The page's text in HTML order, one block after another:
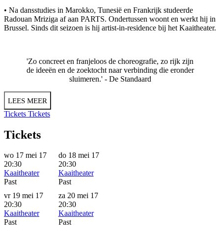
• Na dansstudies in Marokko, Tunesië en Frankrijk studeerde
Radouan Mriziga af aan PARTS. Ondertussen woont en werkt hij in
Brussel. Sinds dit seizoen is hij artist-in-residence bij het Kaaitheater.
'Zo concreet en franjeloos de choreografie, zo rijk zijn
de ideeën en de zoektocht naar verbinding die eronder
sluimeren.' - De Standaard
LEES MEER
Tickets Tickets
Tickets
wo 17 mei 17
20:30
Kaaitheater
Past
do 18 mei 17
20:30
Kaaitheater
Past
vr 19 mei 17
20:30
Kaaitheater
Past
za 20 mei 17
20:30
Kaaitheater
Past